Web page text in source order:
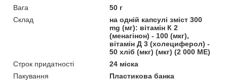
Вага
50 г
Склад
на одній капсулі зміст 300
mg (мг): вітамін К 2
(менагінон) - 100 (мкг),
вітамін Д 3 (холециферол) -
50 хліб (мкг) (мкг) (2 000 МЕ)
Строк придатності
24 міска
Пакування
Пластикова банка